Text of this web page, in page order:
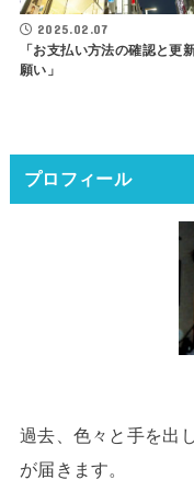
2025.02.07
「お支払い方法の確認と更
願い」
プロフィール
過去、色々と手を出
が届きます。